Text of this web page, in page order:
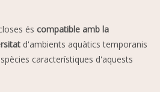
és compatible amb la
d'ambients aquàtics temporanis
característiques d'aquests